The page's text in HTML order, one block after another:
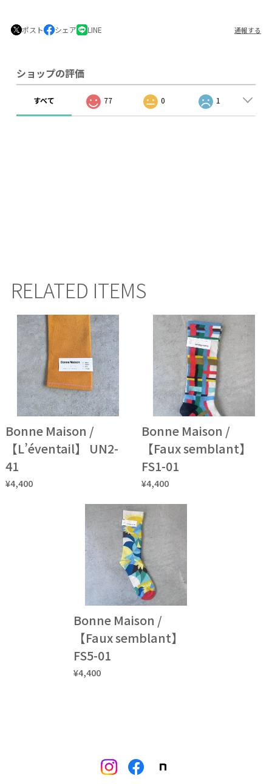
ポスト シェア LINE 通報する
ショップの評価
すべて 77 0 1
RELATED ITEMS
Bonne Maison /
【L’éventail】 UN2-
41
¥4,400
Bonne Maison /
【Faux semblant】
FS1-01
¥4,400
Bonne Maison /
【Faux semblant】
FS5-01
¥4,400